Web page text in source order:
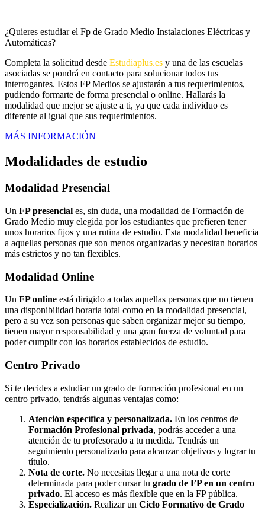
¿Quieres estudiar el Fp de Grado Medio Instalaciones Eléctricas y
Automáticas?
Completa la solicitud desde Estudiaplus.es y una de las escuelas
asociadas se pondrá en contacto para solucionar todos tus
interrogantes. Estos FP Medios se ajustarán a tus requerimientos,
pudiendo formarte de forma presencial o online. Hallarás la
modalidad que mejor se ajuste a ti, ya que cada individuo es
diferente al igual que sus requerimientos.
MÁS INFORMACIÓN
Modalidades de estudio
Modalidad Presencial
Un FP presencial es, sin duda, una modalidad de Formación de
Grado Medio muy elegida por los estudiantes que prefieren tener
unos horarios fijos y una rutina de estudio. Esta modalidad beneficia
a aquellas personas que son menos organizadas y necesitan horarios
más estrictos y no tan flexibles.
Modalidad Online
Un FP online está dirigido a todas aquellas personas que no tienen
una disponibilidad horaria total como en la modalidad presencial,
pero a su vez son personas que saben organizar mejor su tiempo,
tienen mayor responsabilidad y una gran fuerza de voluntad para
poder cumplir con los horarios establecidos de estudio.
Centro Privado
Si te decides a estudiar un grado de formación profesional en un
centro privado, tendrás algunas ventajas como:
Atención específica y personalizada. En los centros de
Formación Profesional privada, podrás acceder a una
atención de tu profesorado a tu medida. Tendrás un
seguimiento personalizado para alcanzar objetivos y lograr tu
título.
Nota de corte. No necesitas llegar a una nota de corte
determinada para poder cursar tu grado de FP en un centro
privado. El acceso es más flexible que en la FP pública.
Especialización. Realizar un Ciclo Formativo de Grado